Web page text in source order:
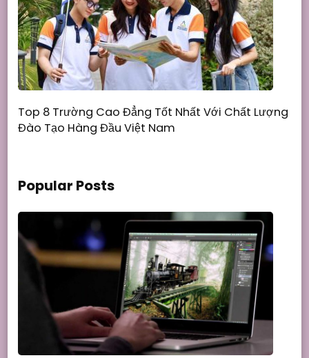
Top 8 Trường Cao Đẳng Tốt Nhất Với Chất Lượng
Đào Tạo Hàng Đầu Việt Nam
Popular Posts